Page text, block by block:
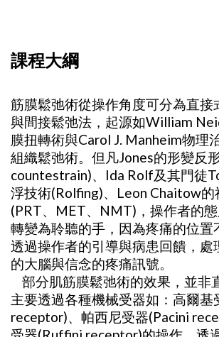
課程大綱
筋膜鬆弛術從操作角度可分為直接
與間接鬆弛法，起源如William
膜扭轉術與Carol J. Manheim物理
組織鬆弛術。但凡Jones的形變反
countestrain)、Ida Rolf及其門徒
浮技術(Rolfing)、Leon Chaitow的
(PRT、MET、NMT)，操作者的
轉變為聆聽的手，因為疼痛的位置
透過操作者的引導與病患回饋，處
的大腦與信念的疼痛訊號。
部分肌筋膜鬆弛術的效果，並非
主要透過各種機械受器如：高爾基
receptor)、帕西尼受器(Pacini